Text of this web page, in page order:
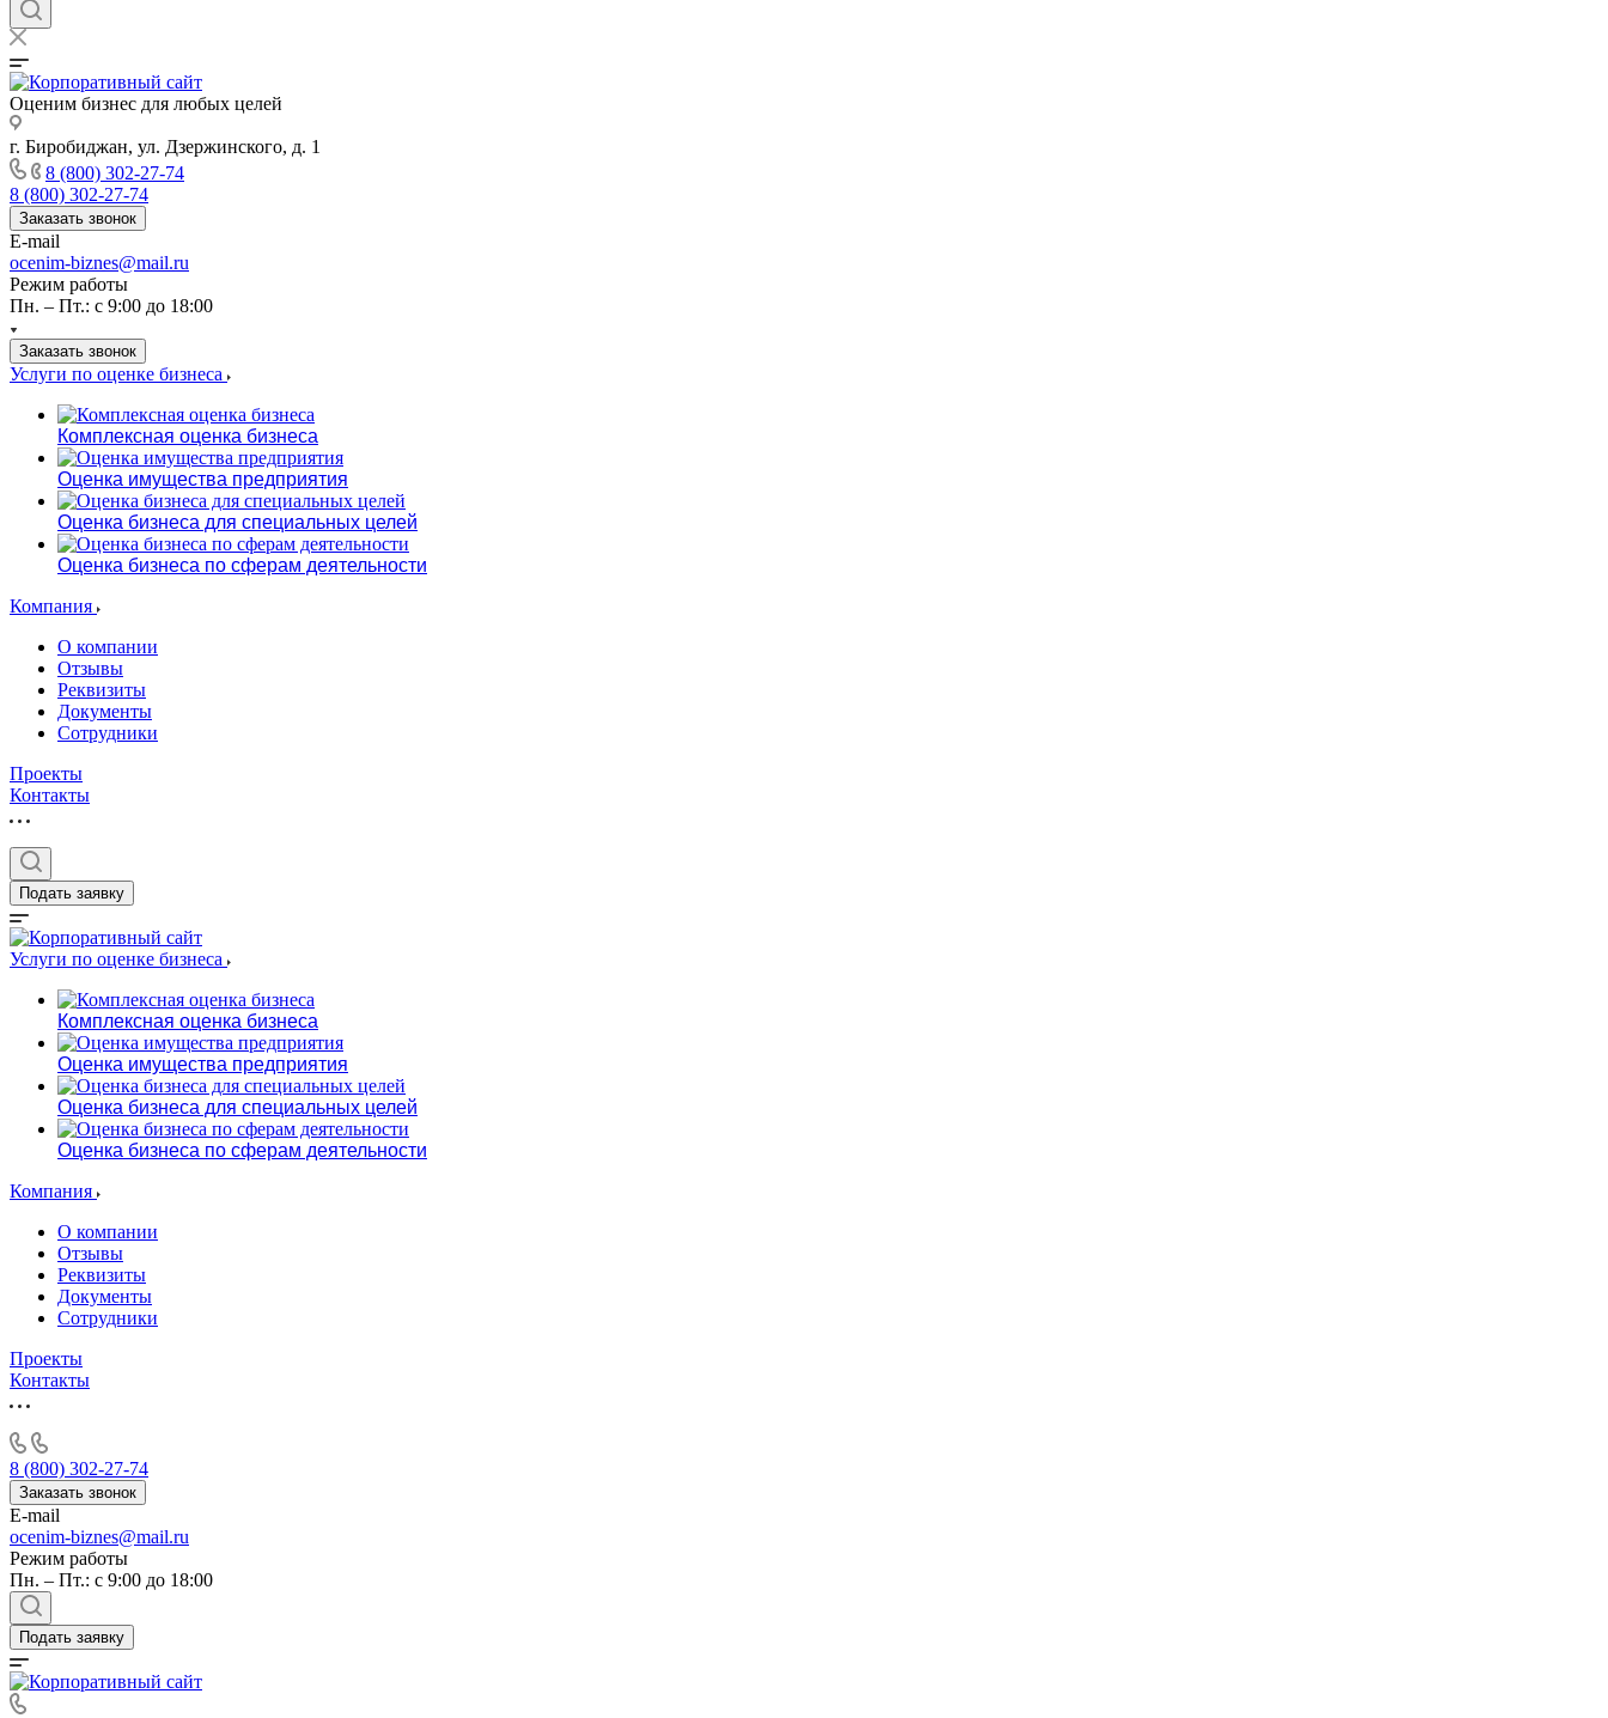
Оценим бизнес для любых целей
г. Биробиджан, ул. Дзержинского, д. 1
8 (800) 302-27-74
8 (800) 302-27-74
Заказать звонок
E-mail
ocenim-biznes@mail.ru
Режим работы
Пн. – Пт.: с 9:00 до 18:00
Заказать звонок
Услуги по оценке бизнеса
Комплексная оценка бизнеса
Оценка имущества предприятия
Оценка бизнеса для специальных целей
Оценка бизнеса по сферам деятельности
Компания
О компании
Отзывы
Реквизиты
Документы
Сотрудники
Проекты
Контакты
Подать заявку
Услуги по оценке бизнеса
Комплексная оценка бизнеса
Оценка имущества предприятия
Оценка бизнеса для специальных целей
Оценка бизнеса по сферам деятельности
Компания
О компании
Отзывы
Реквизиты
Документы
Сотрудники
Проекты
Контакты
8 (800) 302-27-74
Заказать звонок
E-mail
ocenim-biznes@mail.ru
Режим работы
Пн. – Пт.: с 9:00 до 18:00
Подать заявку
Абакан
Абдулино
Абинск
Азов
Аксай